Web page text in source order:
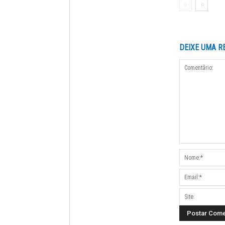
DEIXE UMA